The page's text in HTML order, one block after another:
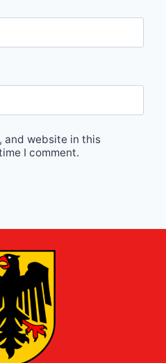
and website in this
I comment.